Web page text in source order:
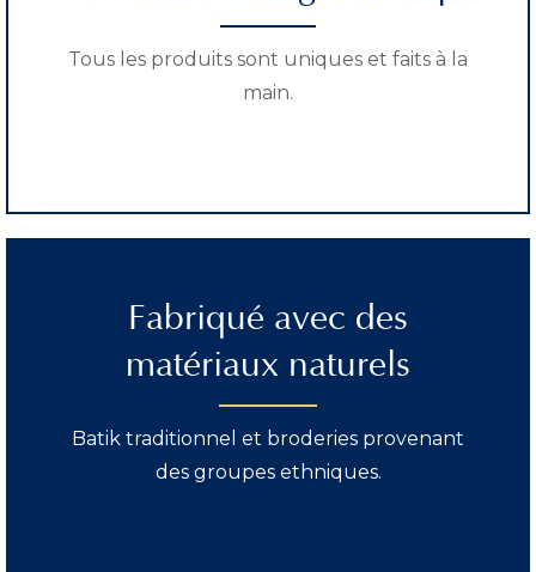
Tous les produits sont uniques et faits à la
main.
Fabriqué avec des
matériaux naturels
Batik traditionnel et broderies provenant
des groupes ethniques.